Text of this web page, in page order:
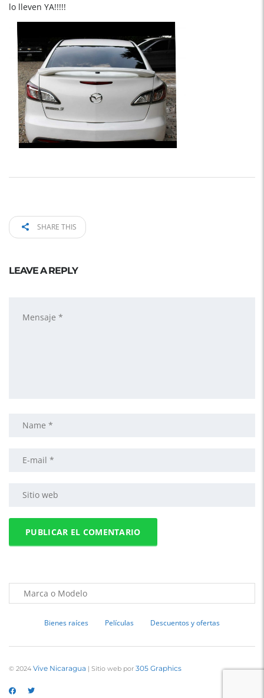
lo lleven YA!!!!!
SHARE THIS
LEAVE A REPLY
Bienes raíces Películas Descuentos y ofertas
© 2024 Vive Nicaragua | Sitio web por 305 Graphics